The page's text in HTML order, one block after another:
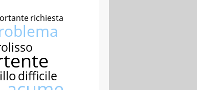
richiesta
difficile